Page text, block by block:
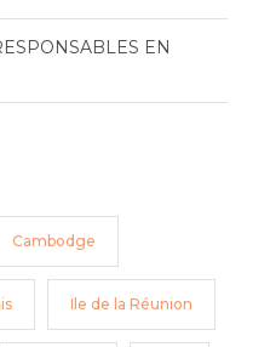
EN
Cambodge
Ile de la Réunion